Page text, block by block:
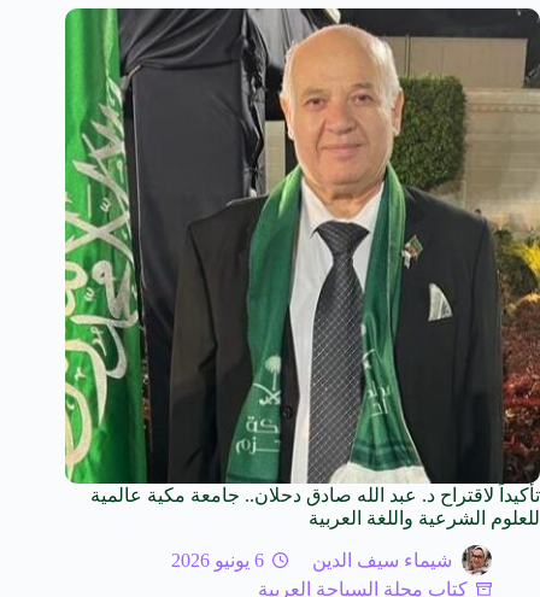
تأكيداً لاقتراح د. عبد الله صادق دحلان.. جامعة مكية عالمية
للعلوم الشرعية واللغة العربية
شيماء سيف الدين
6 يونيو 2026
كتاب مجلة السياحة العربية